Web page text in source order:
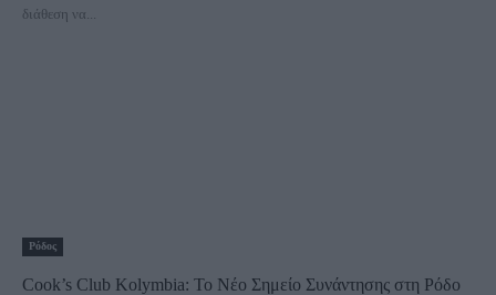
διάθεση να...
Ρόδος
Cook’s Club Kolymbia: Το Νέο Σημείο Συνάντησης στη Ρόδο